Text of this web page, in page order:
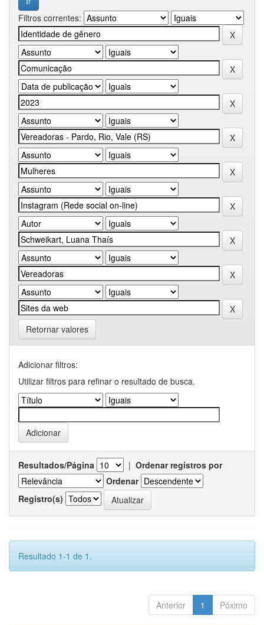
Filtros correntes:
Retornar valores
Adicionar filtros:
Utilizar filtros para refinar o resultado de busca.
Resultados/Página | Ordenar registros por
Ordenar
Registro(s)
Resultado 1-1 de 1.
Anterior 1 Póximo